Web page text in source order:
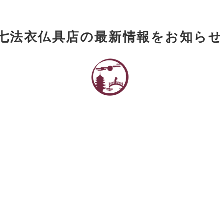
法衣仏具店の最新情報をお知ら